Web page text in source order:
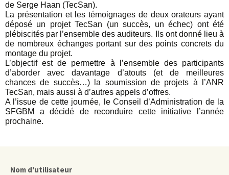
de Serge Haan (TecSan).
La présentation et les témoignages de deux orateurs ayant
déposé un projet TecSan (un succès, un échec) ont été
plébiscités par l’ensemble des auditeurs. Ils ont donné lieu à
de nombreux échanges portant sur des points concrets du
montage du projet.
L’objectif est de permettre à l’ensemble des participants
d’aborder avec davantage d’atouts (et de meilleures
chances de succès…) la soumission de projets à l’ANR
TecSan, mais aussi à d’autres appels d’offres.
A l’issue de cette journée, le Conseil d’Administration de la
SFGBM a décidé de reconduire cette initiative l’année
prochaine.
Nom d'utilisateur